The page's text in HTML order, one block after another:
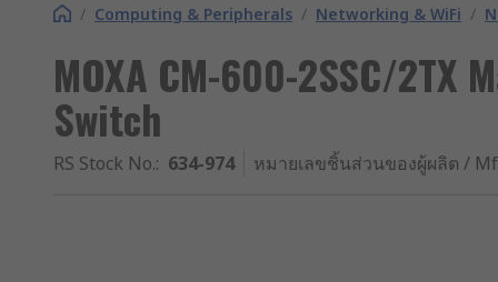
/ Computing & Peripherals / Networking & WiFi /
MOXA CM-600-2SSC/2TX
Switch
RS Stock No.: 634-974 หมายเลขชิ้นส่วนของผู้ผลิต /